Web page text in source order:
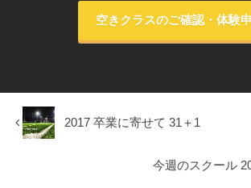
空きクラスのご確認・体験
2017 卒業に寄せて 31＋1
今週のスクール